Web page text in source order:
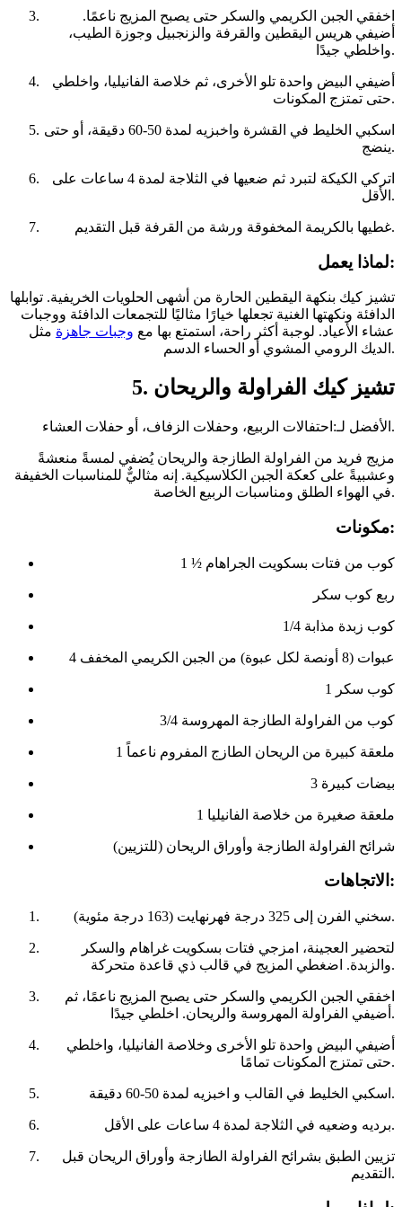
اخفقي الجبن الكريمي والسكر حتى يصبح المزيج ناعمًا.
أضيفي هريس اليقطين والقرفة والزنجبيل وجوزة الطيب،
واخلطي جيدًا.
أضيفي البيض واحدة تلو الأخرى، ثم خلاصة الفانيليا، واخلطي
حتى تمتزج المكونات.
اسكبي الخليط في القشرة واخبزيه لمدة 50-60 دقيقة، أو حتى
ينضج.
اتركي الكيكة لتبرد ثم ضعيها في الثلاجة لمدة 4 ساعات على
الأقل.
غطيها بالكريمة المخفوقة ورشة من القرفة قبل التقديم.
لماذا يعمل:
تشيز كيك بنكهة اليقطين الحارة من أشهى الحلويات الخريفية. توابلها
الدافئة ونكهتها الغنية تجعلها خيارًا مثاليًا للتجمعات الدافئة ووجبات
عشاء الأعياد. لوجبة أكثر راحة، استمتع بها مع وجبات جاهزة مثل
الديك الرومي المشوي أو الحساء الدسم.
5. تشيز كيك الفراولة والريحان
الأفضل لـ:احتفالات الربيع، وحفلات الزفاف، أو حفلات العشاء.
مزيج فريد من الفراولة الطازجة والريحان يُضفي لمسةً منعشةً
وعشبيةً على كعكة الجبن الكلاسيكية. إنه مثاليٌّ للمناسبات الخفيفة
في الهواء الطلق ومناسبات الربيع الخاصة.
مكونات:
1 ½ كوب من فتات بسكويت الجراهام
ربع كوب سكر
1/4 كوب زبدة مذابة
4 عبوات (8 أونصة لكل عبوة) من الجبن الكريمي المخفف
1 كوب سكر
3/4 كوب من الفراولة الطازجة المهروسة
1 ملعقة كبيرة من الريحان الطازج المفروم ناعماً
3 بيضات كبيرة
1 ملعقة صغيرة من خلاصة الفانيليا
شرائح الفراولة الطازجة وأوراق الريحان (للتزيين)
الاتجاهات:
سخني الفرن إلى 325 درجة فهرنهايت (163 درجة مئوية).
لتحضير العجينة، امزجي فتات بسكويت غراهام والسكر
والزبدة. اضغطي المزيج في قالب ذي قاعدة متحركة.
اخفقي الجبن الكريمي والسكر حتى يصبح المزيج ناعمًا، ثم
أضيفي الفراولة المهروسة والريحان. اخلطي جيدًا.
أضيفي البيض واحدة تلو الأخرى وخلاصة الفانيليا، واخلطي
حتى تمتزج المكونات تمامًا.
اسكبي الخليط في القالب و اخبزيه لمدة 50-60 دقيقة.
برديه وضعيه في الثلاجة لمدة 4 ساعات على الأقل.
تزيين الطبق بشرائح الفراولة الطازجة وأوراق الريحان قبل
التقديم.